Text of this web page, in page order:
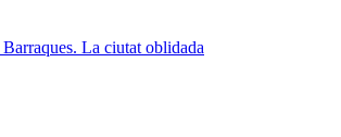
La ciutat oblidada